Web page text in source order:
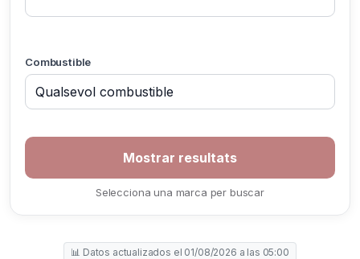
Combustible
Selecciona una marca per buscar
📊 Datos actualizados el 01/08/2026 a las 05:00